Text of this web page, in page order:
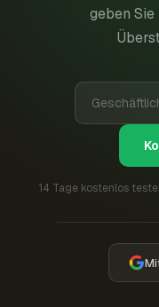
geben
14 Tage kostenlos